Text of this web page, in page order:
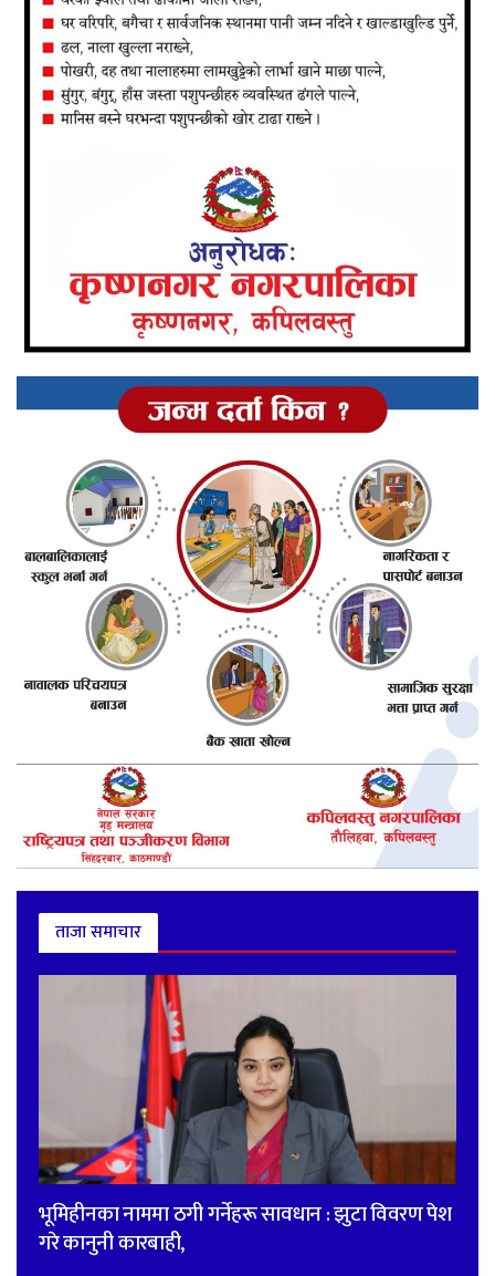
ताजा समाचार
भूमिहीनका नाममा ठगी गर्नेहरू सावधान : झुटा विवरण पेश
गरे कानुनी कारबाही,